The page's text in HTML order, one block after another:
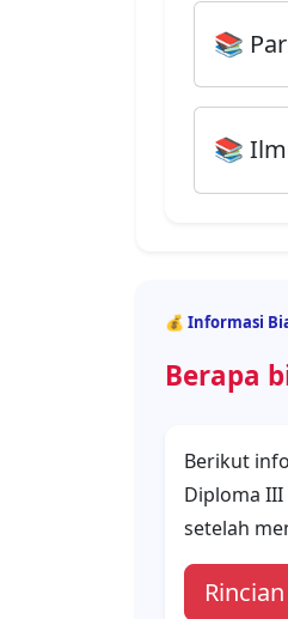
Diploma
setelah
Untuk
daring
dan
Langkah
400.000.